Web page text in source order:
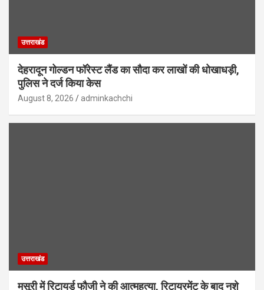
उत्तराखंड
देहरादून गोल्डन फॉरेस्ट लैंड का सौदा कर लाखों की धोखाधड़ी,
पुलिस ने दर्ज किया केस
August 8, 2026 adminkachchi
उत्तराखंड
मसूरी में रिटायर्ड फौजी ने की आत्महत्या, रिटायरमेंट के बाद नशे